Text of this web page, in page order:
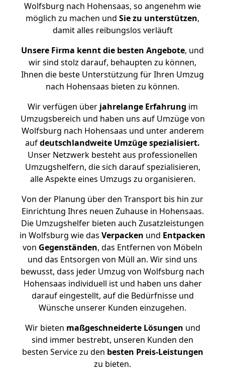
Wolfsburg nach Hohensaas, so angenehm wie
möglich zu machen und Sie zu unterstützen,
damit alles reibungslos verläuft
Unsere Firma kennt die besten Angebote, und
wir sind stolz darauf, behaupten zu können,
Ihnen die beste Unterstützung für Ihren Umzug
nach Hohensaas bieten zu können.
Wir verfügen überjahrelange Erfahrung im
Umzugsbereich und haben uns auf Umzüge von
Wolfsburg nach Hohensaas und unter anderem
aufdeutschlandweite Umzüge spezialisiert.
Unser Netzwerk besteht aus professionellen
Umzugshelfern, die sich darauf spezialisieren,
alle Aspekte eines Umzugs zu organisieren.
Von der Planung über den Transport bis hin zur
Einrichtung Ihres neuen Zuhause in Hohensaas.
Die Umzugshelfer bieten auch Zusatzleistungen
in Wolfsburg wie das Verpacken und Entpacken
von Gegenständen, das Entfernen von Möbeln
und das Entsorgen von Müll an. Wir sind uns
bewusst, dass jeder Umzug von Wolfsburg nach
Hohensaas individuell ist und haben uns daher
darauf eingestellt, auf die Bedürfnisse und
Wünsche unserer Kunden einzugehen.
Wir bieten maßgeschneiderte Lösungen und
sind immer bestrebt, unseren Kunden den
besten Service zu den besten Preis-Leistungen
zu bieten.